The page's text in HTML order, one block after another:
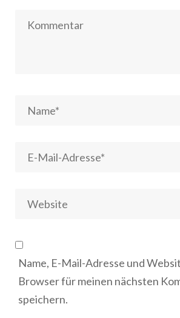
Name, E-Mail-Adresse und
Browser für meinen nächsten
speichern.